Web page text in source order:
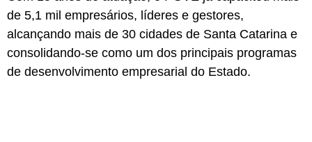
de 5,1 mil empresários, líderes e gestores,
alcançando mais de 30 cidades de Santa Catarina e
consolidando-se como um dos principais programas
de desenvolvimento empresarial do Estado.